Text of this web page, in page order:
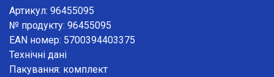
Артикул: 96455095
№ продукту: 96455095
EAN номер: 5700394403375
Технічні дані
Пакування: комплект